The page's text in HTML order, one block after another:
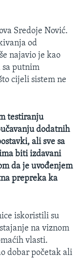
Sredoje Nović.
od
najavio je kao
sa putnim
cijeli sistem ne
testiranju
dodatnih
ali sve sa
biti izdavani
da je uvođenjem
prepreka ka
iskoristili su
na viznom
vlasti.
dobar početak ali